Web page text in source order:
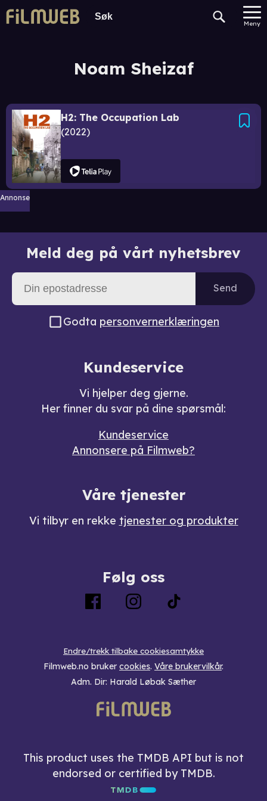
Meny
Noam Sheizaf
H2: The Occupation Lab
2022
Annonse
Meld deg på vårt nyhetsbrev
Send
Godta personvernerklæringen
Kundeservice
Vi hjelper deg gjerne.
Her finner du svar på dine spørsmål:
Kundeservice
Annonsere på Filmweb?
Våre tjenester
Vi tilbyr en rekke tjenester og produkter
Følg oss
Endre/trekk tilbake cookiesamtykke
Filmweb.no bruker cookies. Våre brukervilkår.
Adm. Dir: Harald Løbak Sæther
This product uses the TMDB API but is not
endorsed or certified by TMDB.